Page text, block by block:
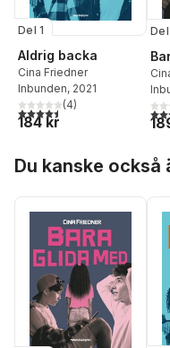
Del 1
Aldrig backa
Cina Friedner
Inbunden, 2021
4,5utav 5 stjärnor. Totalt
(4)
184 kr
4,0
Du kanske